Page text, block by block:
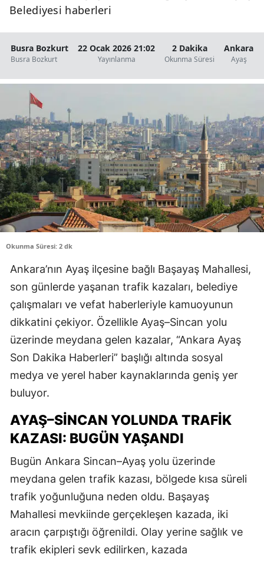
Belediyesi haberleri
Busra Bozkurt
Busra Bozkurt
22 Ocak 2026 21:02
Yayınlanma
2 Dakika
Okunma Süresi
Ankara
Ayaş
Okunma Süresi: 2 dk
Ankara’nın Ayaş ilçesine bağlı Başayaş Mahallesi,
son günlerde yaşanan trafik kazaları, belediye
çalışmaları ve vefat haberleriyle kamuoyunun
dikkatini çekiyor. Özellikle Ayaş–Sincan yolu
üzerinde meydana gelen kazalar, “Ankara Ayaş
Son Dakika Haberleri” başlığı altında sosyal
medya ve yerel haber kaynaklarında geniş yer
buluyor.
AYAŞ–SINCAN YOLUNDA TRAFIK
KAZASI: BUGÜN YAŞANDI
Bugün Ankara Sincan–Ayaş yolu üzerinde
meydana gelen trafik kazası, bölgede kısa süreli
trafik yoğunluğuna neden oldu. Başayaş
Mahallesi mevkiinde gerçekleşen kazada, iki
aracın çarpıştığı öğrenildi. Olay yerine sağlık ve
trafik ekipleri sevk edilirken, kazada